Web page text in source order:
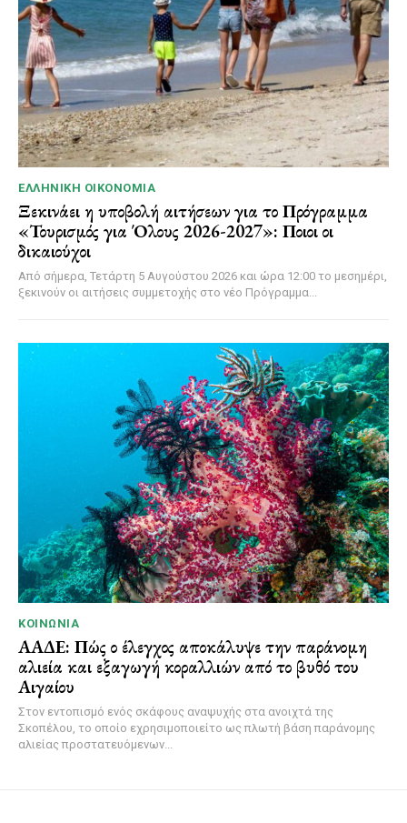
ΕΛΛΗΝΙΚΉ ΟΙΚΟΝΟΜΊΑ
Ξεκινάει η υποβολή αιτήσεων για το Πρόγραμμα
«Τουρισμός για Όλους 2026-2027»: Ποιοι οι
δικαιούχοι
Από σήμερα, Τετάρτη 5 Αυγούστου 2026 και ώρα 12:00 το μεσημέρι,
ξεκινούν οι αιτήσεις συμμετοχής στο νέο Πρόγραμμα...
ΚΟΙΝΩΝΊΑ
ΑΑΔΕ: Πώς ο έλεγχος αποκάλυψε την παράνομη
αλιεία και εξαγωγή κοραλλιών από το βυθό του
Αιγαίου
Στον εντοπισμό ενός σκάφους αναψυχής στα ανοιχτά της
Σκοπέλου, το οποίο εχρησιμοποιείτο ως πλωτή βάση παράνομης
αλιείας προστατευόμενων...